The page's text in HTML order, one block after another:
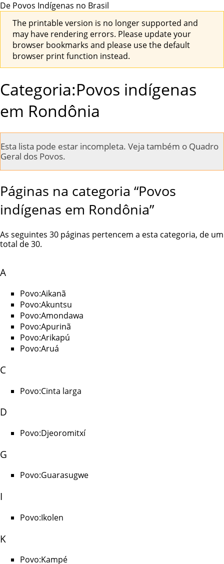
De Povos Indígenas no Brasil
The printable version is no longer supported and
may have rendering errors. Please update your
browser bookmarks and please use the default
browser print function instead.
Categoria:Povos indígenas
em Rondônia
Esta lista pode estar incompleta. Veja também o Quadro
Geral dos Povos.
Páginas na categoria “Povos
indígenas em Rondônia”
As seguintes 30 páginas pertencem a esta categoria, de um
total de 30.
A
Povo:Aikanã
Povo:Akuntsu
Povo:Amondawa
Povo:Apurinã
Povo:Arikapú
Povo:Aruá
C
Povo:Cinta larga
D
Povo:Djeoromitxí
G
Povo:Guarasugwe
I
Povo:Ikolen
K
Povo:Kampé